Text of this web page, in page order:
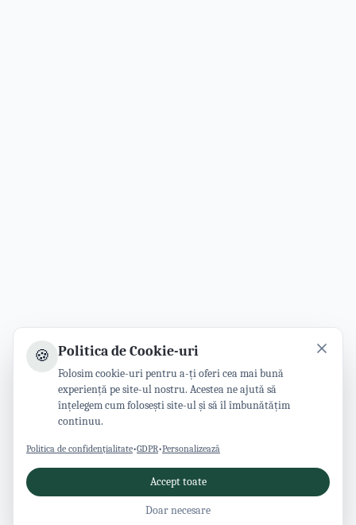
🍪 Politica de Cookie-uri
Folosim cookie-uri pentru a-ți oferi cea mai bună
experiență pe site-ul nostru. Acestea ne ajută să
înțelegem cum folosești site-ul și să îl îmbunătățim
continuu.
Politica de confidențialitate•GDPR•Personalizează
Accept toate
Doar necesare